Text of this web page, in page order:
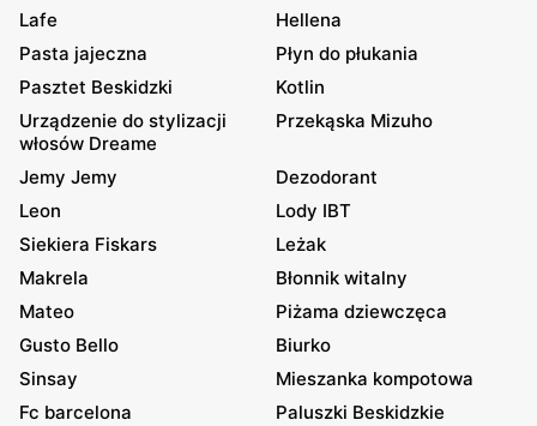
Lafe
Hellena
Pasta jajeczna
Płyn do płukania
Pasztet Beskidzki
Kotlin
Urządzenie do stylizacji
włosów Dreame
Przekąska Mizuho
Jemy Jemy
Dezodorant
Leon
Lody IBT
Siekiera Fiskars
Leżak
Makrela
Błonnik witalny
Mateo
Piżama dziewczęca
Gusto Bello
Biurko
Sinsay
Mieszanka kompotowa
Fc barcelona
Paluszki Beskidzkie